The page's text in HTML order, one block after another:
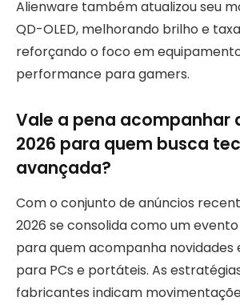
Alienware também atualizou seu
QD-OLED, melhorando brilho e
reforçando o foco em
performance para gamers.
Vale a pena acompanhar
2026 para quem busca
avançada?
Com o conjunto de anúncios
2026 se consolida como um
para quem acompanha novidades
para PCs e portáteis. As
fabricantes indicam